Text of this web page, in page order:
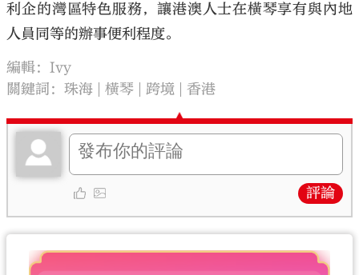
利企的灣區特色服務，讓港澳人士在橫琴享有與內地
人員同等的辦事便利程度。
編輯：Ivy
關鍵詞：珠海 橫琴 跨境 香港
評論